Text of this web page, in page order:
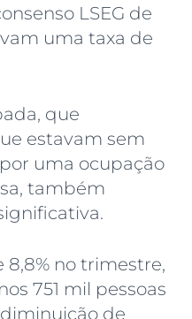
LSEG de
uma taxa de
que
estavam sem
uma ocupação
também
no trimestre,
751 mil pessoas
de